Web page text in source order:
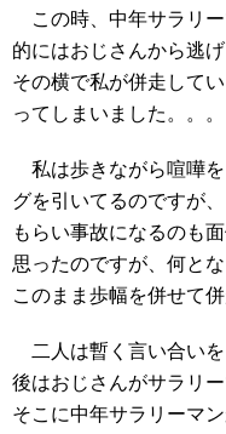
この時、中年サラリ
的にはおじさんから逃
その横で私が併走して
ってしまいました。。。
私は歩きながら喧嘩
グを引いてるのですが
もらい事故になるのも
思ったのですが、何と
このまま歩幅を併せて
二人は暫く言い合い
後はおじさんがサラリ
そこに中年サラリーマ